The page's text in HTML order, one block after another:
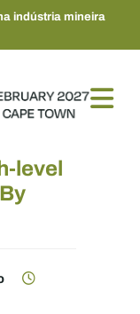
indústria mineira
level